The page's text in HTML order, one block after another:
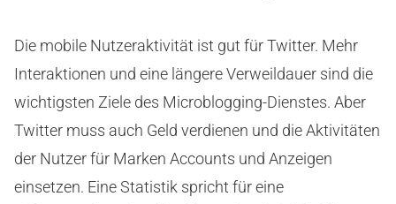
Die mobile Nutzeraktivität ist gut für Twitter. Mehr
Interaktionen und eine längere Verweildauer sind die
wichtigsten Ziele des Microblogging-Dienstes. Aber
Twitter muss auch Geld verdienen und die Aktivitäten
der Nutzer für Marken Accounts und Anzeigen
einsetzen. Eine Statistik spricht für eine